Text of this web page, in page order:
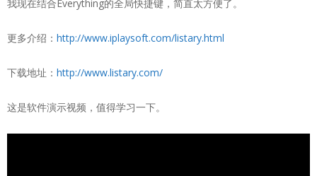
我现在结合Everything的全局快捷键，简直太方便了。
更多介绍： http://www.iplaysoft.com/listary.html
下载地址： http://www.listary.com/
这是软件演示视频，值得学习一下。